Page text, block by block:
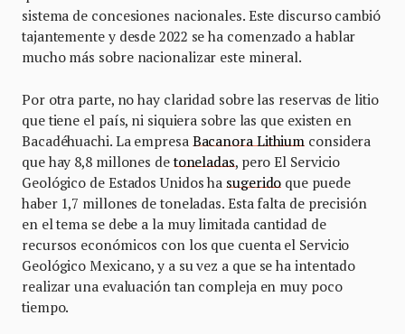
sistema de concesiones nacionales. Este discurso cambió
tajantemente y desde 2022 se ha comenzado a hablar
mucho más sobre nacionalizar este mineral.
Por otra parte, no hay claridad sobre las reservas de litio
que tiene el país, ni siquiera sobre las que existen en
Bacadéhuachi. La empresa Bacanora Lithium considera
que hay 8,8 millones detoneladas, pero El Servicio
Geológico de Estados Unidos hasugerido que puede
haber 1,7 millones de toneladas. Esta falta de precisión
en el tema se debe a la muy limitada cantidad de
recursos económicos con los que cuenta el Servicio
Geológico Mexicano, y a su vez a que se ha intentado
realizar una evaluación tan compleja en muy poco
tiempo.